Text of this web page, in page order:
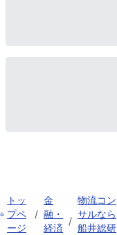
トッ
プペ
ージ
/
金
融・
経済
/
物流コン
サルなら
船井総研